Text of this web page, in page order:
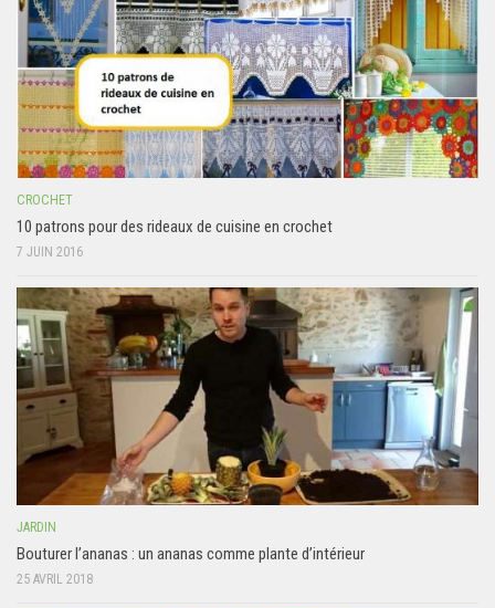
CROCHET
10 patrons pour des rideaux de cuisine en crochet
7 JUIN 2016
JARDIN
Bouturer l’ananas : un ananas comme plante d’intérieur
25 AVRIL 2018